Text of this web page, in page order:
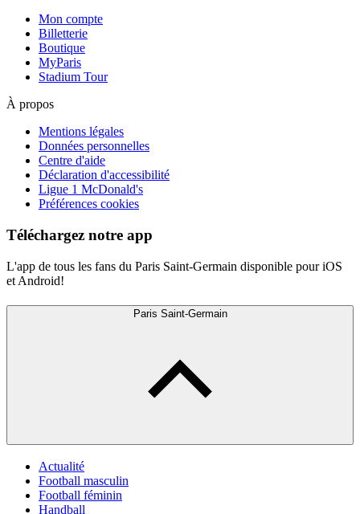
Mon compte
Billetterie
Boutique
MyParis
Stadium Tour
À propos
Mentions légales
Données personnelles
Centre d'aide
Déclaration d'accessibilité
Ligue 1 McDonald's
Préférences cookies
Téléchargez notre app
L'app de tous les fans du Paris Saint-Germain disponible pour iOS
et Android!
Paris Saint-Germain
Actualité
Football masculin
Football féminin
Handball